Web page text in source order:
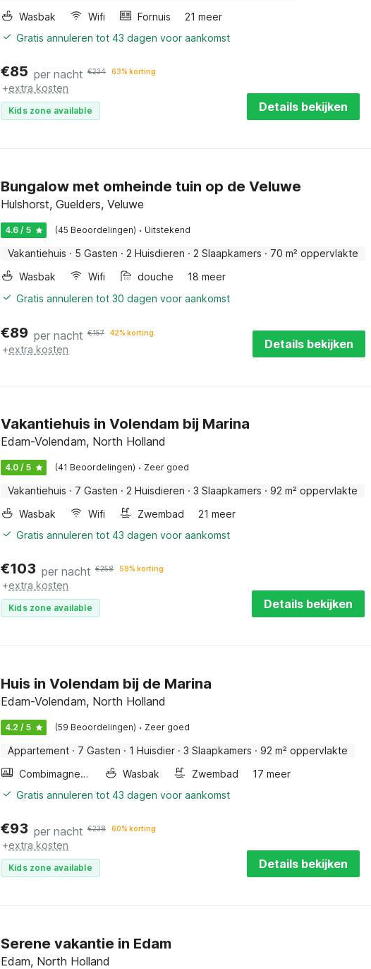
Wasbak
Wifi Fornuis
21 meer
Gratis annuleren tot 43 dagen voor aankomst
€85 per nacht €234 63% korting
+extra kosten
Kids zone available Details bekijken
Bungalow met omheinde tuin op de Veluwe
Hulshorst, Guelders, Veluwe
4.6 / 5 (45 Beoordelingen) · Uitstekend
Vakantiehuis · 5 Gasten · 2 Huisdieren · 2 Slaapkamers · 70 m² oppervlakte
Wasbak
Wifi douche
18 meer
Gratis annuleren tot 30 dagen voor aankomst
€89 per nacht €157 42% korting
+extra kosten Details bekijken
Vakantiehuis in Volendam bij Marina
Edam-Volendam, North Holland
4.0 / 5 (41 Beoordelingen) · Zeer goed
Vakantiehuis · 7 Gasten · 2 Huisdieren · 3 Slaapkamers · 92 m² oppervlakte
Wasbak
Wifi Zwembad
21 meer
Gratis annuleren tot 43 dagen voor aankomst
€103 per nacht €258 59% korting
+extra kosten
Kids zone available Details bekijken
Huis in Volendam bij de Marina
Edam-Volendam, North Holland
4.2 / 5 (59 Beoordelingen) · Zeer goed
Appartement · 7 Gasten · 1 Huisdier · 3 Slaapkamers · 92 m² oppervlakte
Combimagnetron
Wasbak Zwembad
17 meer
Gratis annuleren tot 43 dagen voor aankomst
€93 per nacht €238 60% korting
+extra kosten
Kids zone available Details bekijken
Serene vakantie in Edam
Edam, North Holland